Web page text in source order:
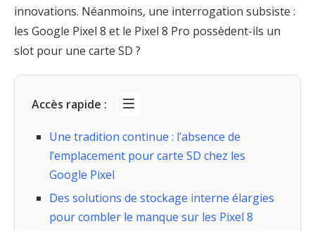
innovations. Néanmoins, une interrogation subsiste :
les Google Pixel 8 et le Pixel 8 Pro possèdent-ils un
slot pour une carte SD ?
Accès rapide :
Une tradition continue : l’absence de
l’emplacement pour carte SD chez les
Google Pixel
Des solutions de stockage interne élargies
pour combler le manque sur les Pixel 8